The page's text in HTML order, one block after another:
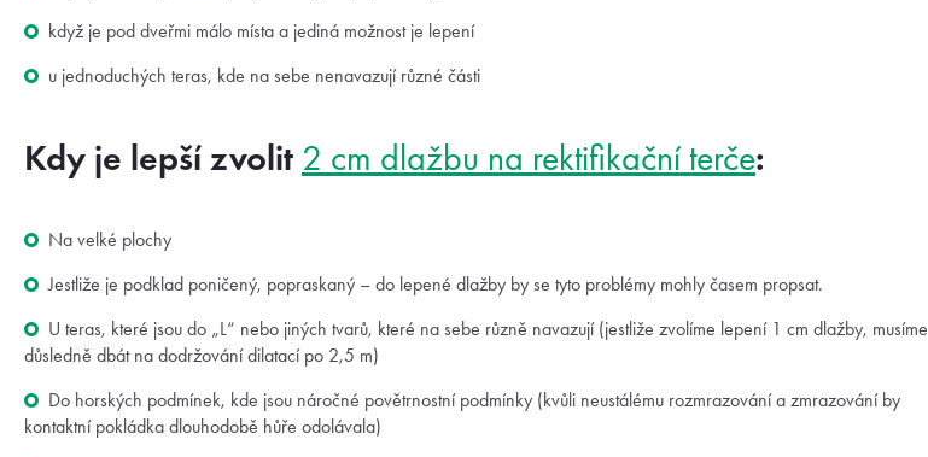
když je pod dveřmi málo místa a jediná možnost je lepení
u jednoduchých teras, kde na sebe nenavazují různé části
Kdy je lepší zvolit 2 cm dlažbu na rektifikační terče:
Na velké plochy
Jestliže je podklad poničený, popraskaný – do lepené dlažby by se tyto problémy mohly časem propsat.
U teras, které jsou do „L“ nebo jiných tvarů, které na sebe různě navazují (jestliže zvolíme lepení 1 cm dlažby, musíme
důsledně dbát na dodržování dilatací po 2,5 m)
Do horských podmínek, kde jsou náročné povětrnostní podmínky (kvůli neustálému rozmrazování a zmrazování by
kontaktní pokládka dlouhodobě hůře odolávala)